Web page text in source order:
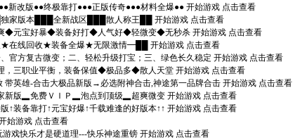
改版●●终极靠打●●●正版传奇●●●材料全爆●● 开始游戏 点击查看
家版本███全新战区███散人称王██ 开始游戏 点击查看
爽◆元宝好暴◆装备好打◆人气好◆轻微变◆无秒杀 开始游戏 点击查看
★在线回收★装备全爆★无限激情━██ 开始游戏 点击查看
官方复古微变；二、轻松升级打宝；三、绿色长久稳定 开始游戏 点击查看
，三职业平衡，装备保值◆极品多◆散人天堂 开始游戏 点击查看
英雄-合击大极品新版→必选附神合击,神途第一品牌合击 开始游戏 点击查看
新版▂免费ＶＩＰ▂泡点到顶级▂超爽微变 开始游戏 点击查看
↑装备靠打↑元宝好爆↑千载难逢的好版本↑↑ 开始游戏 点击查看
始游戏 点击查看
戏快乐才是硬道理---快乐神途重镑 开始游戏 点击查看